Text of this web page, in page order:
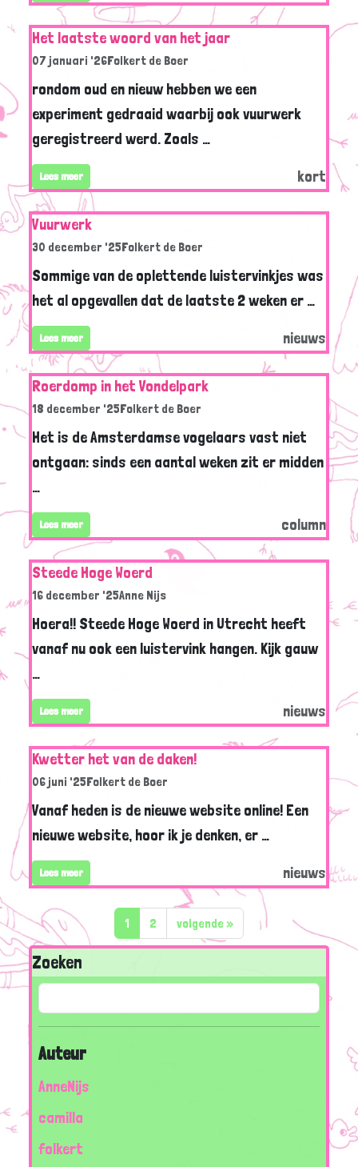
Het laatste woord van het jaar
07 januari '26Folkert de Boer
rondom oud en nieuw hebben we een
experiment gedraaid waarbij ook vuurwerk
geregistreerd werd. Zoals …
Lees meer kort
Vuurwerk
30 december '25Folkert de Boer
Sommige van de oplettende luistervinkjes was
het al opgevallen dat de laatste 2 weken er …
Lees meer nieuws
Roerdomp in het Vondelpark
18 december '25Folkert de Boer
Het is de Amsterdamse vogelaars vast niet
ontgaan: sinds een aantal weken zit er midden
…
Lees meer column
Steede Hoge Woerd
16 december '25Anne Nijs
Hoera!! Steede Hoge Woerd in Utrecht heeft
vanaf nu ook een luistervink hangen. Kijk gauw
…
Lees meer nieuws
Kwetter het van de daken!
06 juni '25Folkert de Boer
Vanaf heden is de nieuwe website online! Een
nieuwe website, hoor ik je denken, er …
Lees meer nieuws
1 2 volgende»
Zoeken
Auteur
AnneNijs
camilla
folkert